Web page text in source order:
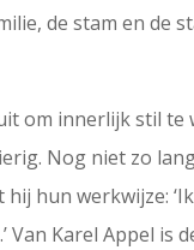
de stam en de
om innerlijk stil
Nog niet zo
hun werkwijze:
Karel Appel is